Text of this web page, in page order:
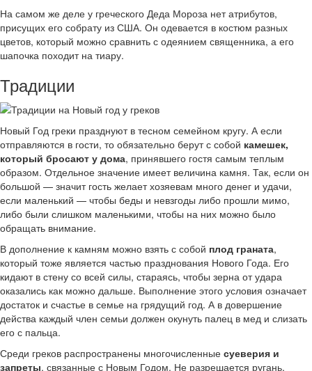
На самом же деле у греческого Деда Мороза нет атрибутов,
присущих его собрату из США. Он одевается в костюм разных
цветов, который можно сравнить с одеянием священника, а его
шапочка походит на тиару.
Традиции
Новый Год греки празднуют в тесном семейном кругу. А если
отправляются в гости, то обязательно берут с собой камешек,
который бросают у дома, принявшего гостя самым теплым
образом. Отдельное значение имеет величина камня. Так, если он
большой — значит гость желает хозяевам много денег и удачи,
если маленький — чтобы беды и невзгоды либо прошли мимо,
либо были слишком маленькими, чтобы на них можно было
обращать внимание.
В дополнение к камням можно взять с собой плод граната,
который тоже является частью празднования Нового Года. Его
кидают в стену со всей силы, стараясь, чтобы зерна от удара
оказались как можно дальше. Выполнение этого условия означает
достаток и счастье в семье на грядущий год. А в довершение
действа каждый член семьи должен окунуть палец в мед и слизать
его с пальца.
Среди греков распространены многочисленные суеверия и
запреты, связанные с Новым Годом. Не разрешается ругань,